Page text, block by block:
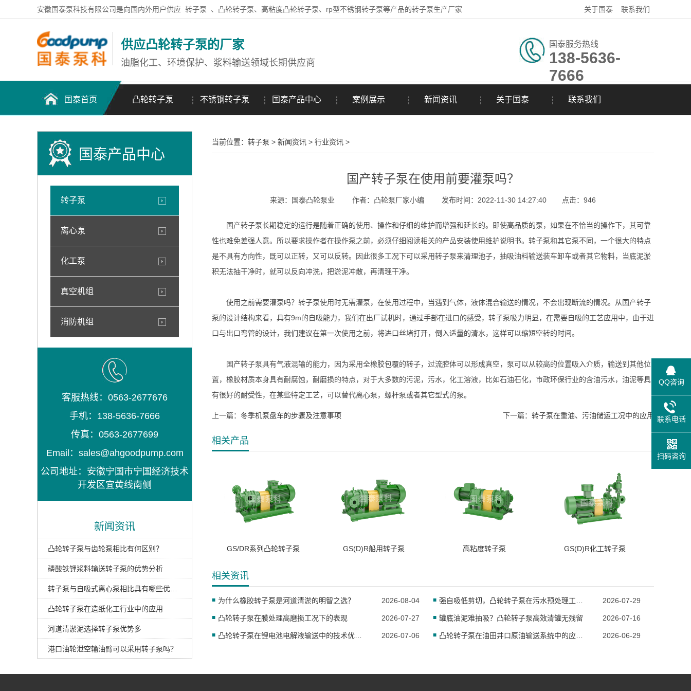
安徽国泰泵科技有限公司是向国内外用户供应 转子泵 、凸轮转子泵、高粘度凸轮转子泵、rp型不锈钢转子泵等产品的转子泵生产厂家 关于国泰 联系我们
供应凸轮转子泵的厂家
油脂化工、环境保护、浆料输送领域长期供应商
国泰服务热线
138-5636-
7666
国泰首页 凸轮转子泵 不锈钢转子泵 国泰产品中心 案例展示 新闻资讯 关于国泰 联系我们
国泰产品中心
转子泵
离心泵
化工泵
真空机组
消防机组
客服热线：0563-2677676
手机：138-5636-7666
传真：0563-2677699
Email：sales@ahgoodpump.com
公司地址：安徽宁国市宁国经济技术
开发区宜黄线南侧
新闻资讯
凸轮转子泵与齿轮泵相比有何区别？
磷酸铁锂浆料输送转子泵的优势分析
凸轮转子泵在造纸化工行业中的应用
河道清淤泥选择转子泵优势多
港口油轮泄空输油臂可以采用转子泵吗？
当前位置： 转子泵 > 新闻资讯 > 行业资讯 >
国产转子泵在使用前要灌泵吗？
来源：国泰凸轮泵业 作者：凸轮泵厂家小编 发布时间：2022-11-30 14:27:40 点击： 946
国产转子泵长期稳定的运行是随着正确的使用、操作和仔细的维护而增强和延长的。即使高品质的泵，如果在不恰当的操作下，其可靠
性也难免差强人意。所以要求操作者在操作泵之前，必须仔细阅读相关的产品安装使用维护说明书。转子泵和其它泵不同，一个很大的特点
是不具有方向性，既可以正转，又可以反转。因此很多工况下可以采用转子泵来清理池子，抽吸油料输送装车卸车或者其它物料，当底泥淤
积无法抽干净时，就可以反向冲洗，把淤泥冲散，再清理干净。
使用之前需要灌泵吗？转子泵使用时无需灌泵，在使用过程中，当遇到气体，液体混合输送的情况，不会出现断流的情况。从国产转子
泵的设计结构来看，具有9m的自吸能力，我们在出厂试机时，通过手部在进口的感受，转子泵吸力明显，在需要自吸的工艺应用中，由于进
口与出口弯管的设计，我们建议在第一次使用之前，将进口丝堵打开，倒入适量的清水，这样可以缩短空转的时间。
国产转子泵具有气液混输的能力，因为采用全橡胶包覆的转子，过流腔体可以形成真空，泵可以从较高的位置吸入介质，输送到其他位
置，橡胶材质本身具有耐腐蚀，耐磨损的特点，对于大多数的污泥，污水，化工溶液，比如石油石化，市政环保行业的含油污水，油泥等具
有很好的耐受性，在某些特定工艺，可以替代离心泵，螺杆泵或者其它型式的泵。
上一篇： 冬季机泵盘车的步骤及注意事项 下一篇： 转子泵在重油、污油储运工况中的应用
相关产品
GS/DR系列凸轮转子泵 GS(D)R船用转子泵 高粘度转子泵 GS(D)R化工转子泵
相关资讯
为什么橡胶转子泵是河道清淤的明智之选？ 2026-08-04 2026-07-29
凸轮转子泵在膜处理高磨损工况下的表现 2026-07-27 罐底油泥难抽吸？凸轮转子泵高效清罐无残留 2026-07-16
2026-07-06 凸轮转子泵在油田井口原油输送系统中的应用优势 2026-06-29
QQ咨询
联系电话
扫码咨询